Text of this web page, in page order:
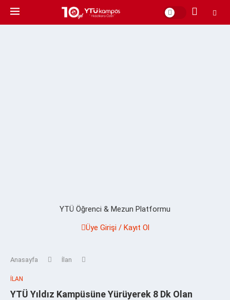
YTÜ Öğrenci & Mezun Platformu
Üye Girişi / Kayıt Ol
Anasayfa İlan
İLAN
YTÜ Yıldız Kampüsüne Yürüyerek 8 Dk Olan